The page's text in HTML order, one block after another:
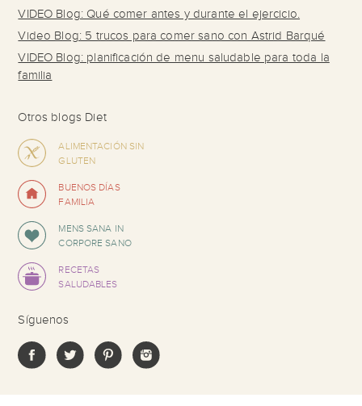
VIDEO Blog: Qué comer antes y durante el ejercicio.
Video Blog: 5 trucos para comer sano con Astrid Barqué
VIDEO Blog: planificación de menu saludable para toda la
familia
Otros blogs Diet
ALIMENTACIÓN SIN
GLUTEN
BUENOS DÍAS
FAMILIA
MENS SANA IN
CORPORE SANO
RECETAS
SALUDABLES
Síguenos